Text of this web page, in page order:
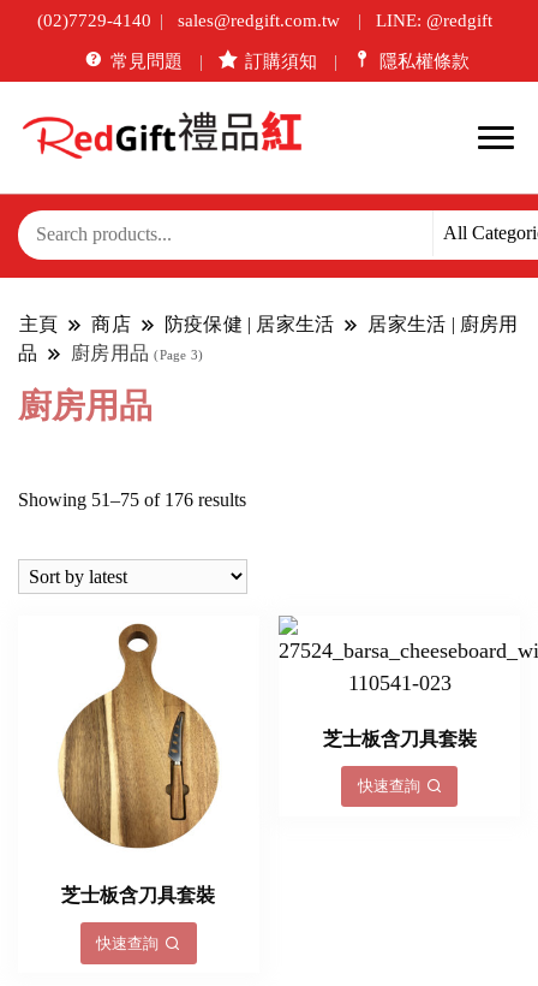
(02)7729-4140 sales@redgift.com.tw LINE: @redgift
常見問題 訂購須知 隱私權條款
主頁 商店 防疫保健 | 居家生活
居家生活 | 廚房用
品
廚房用品 (Page 3)
廚房用品
Showing 51–75 of 176 resultsSorted
latest
芝士板含刀具套裝
快速查詢
芝士板含刀具套裝
快速查詢